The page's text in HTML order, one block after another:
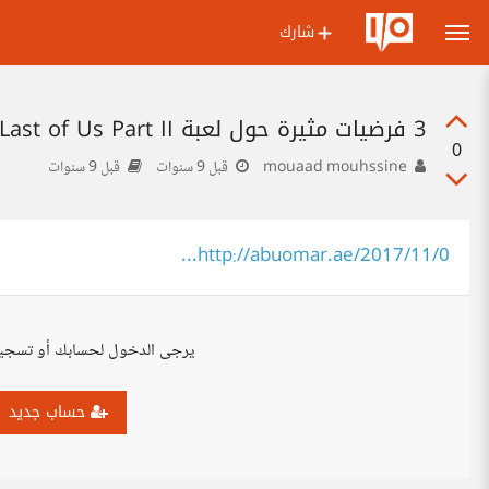
شارك
0
3 فرضيات مثيرة حول لعبة The Last of Us Part II ستحير عقلك
قبل 9 سنوات قبل 9 سنوات
http://abuomar.ae/2017/11/0...
يرجى الدخول لحسابك أو
حساب جديد